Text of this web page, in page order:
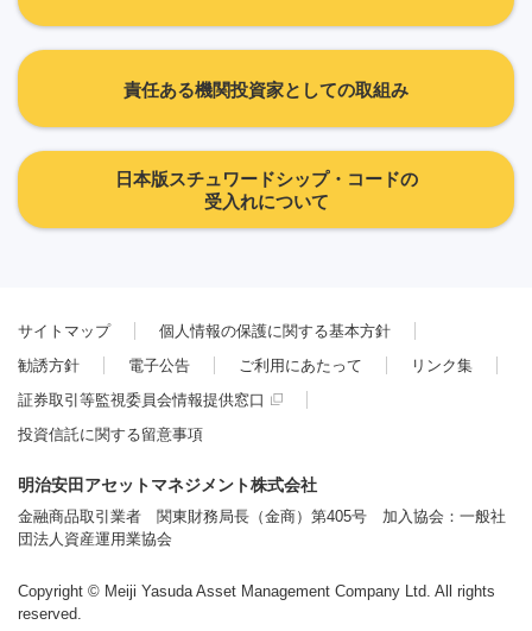
責任ある機関投資家としての取組み
日本版スチュワードシップ・コードの
受入れについて
サイトマップ
個人情報の保護に関する基本方針
勧誘方針
電子公告 ご利用にあたって
リンク集
証券取引等監視委員会情報提供窓口
投資信託に関する留意事項
明治安田アセットマネジメント株式会社
金融商品取引業者 関東財務局長（金商）第405号 加入協会：一般社
団法人資産運用業協会
Copyright © Meiji Yasuda Asset Management Company Ltd. All rights
reserved.